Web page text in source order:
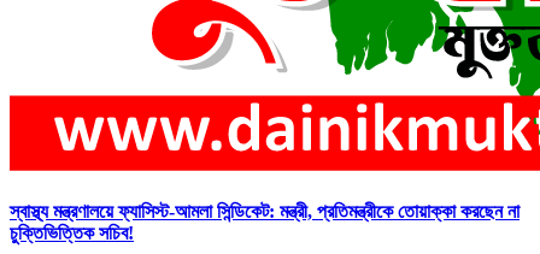
স্বাস্থ্য মন্ত্রণালয়ে ফ্যাসিস্ট-আমলা সিন্ডিকেট: মন্ত্রী, প্রতিমন্ত্রীকে তোয়াক্কা করছেন না
চুক্তিভিত্তিক সচিব!